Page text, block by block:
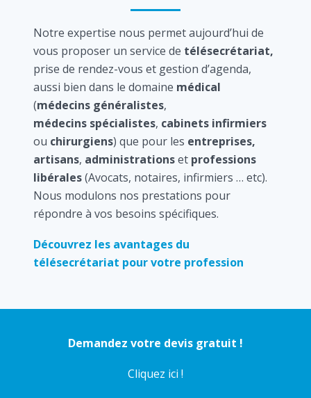
Notre expertise nous permet aujourd’hui de
vous proposer un service de télésecrétariat,
prise de rendez-vous et gestion d’agenda,
aussi bien dans le domaine médical
(médecins généralistes,
médecins spécialistes, cabinets infirmiers
ou chirurgiens) que pour les entreprises,
artisans, administrationset professions
libérales(Avocats, notaires, infirmiers … etc).
Nous modulons nos prestations pour
répondre à vos besoins spécifiques.
Découvrez les avantages du
télésecrétariat pour votre profession
Demandez votre devis gratuit !
Cliquez ici !